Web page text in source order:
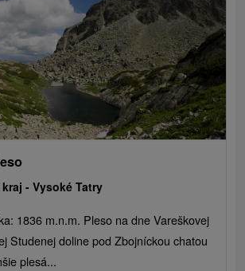
kraj -Vysoké Tatry
1836 m.n.m. Pleso na dne Vareškovej
Studenej doline pod Zbojníckou chatou
plesá...